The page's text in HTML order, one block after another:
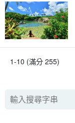
1-10 (滿分 255)